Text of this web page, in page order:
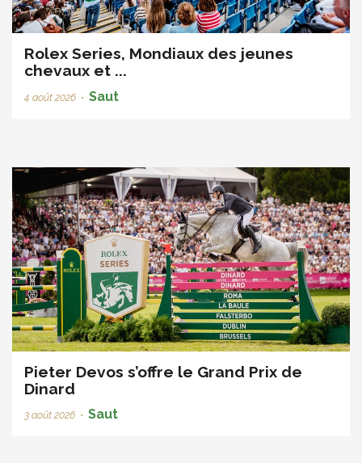
Rolex Series, Mondiaux des jeunes
chevaux et ...
4 août 2026 • Saut
Pieter Devos s’offre le Grand Prix de
Dinard
3 août 2026 • Saut